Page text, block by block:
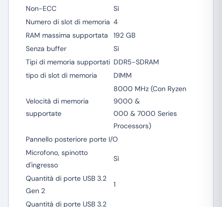
Non-ECC
Sì
Numero di slot di memoria 4
RAM massima supportata
192 GB
Senza buffer
Sì
Tipi di memoria supportati DDR5-SDRAM
tipo di slot di memoria
DIMM
Velocità di memoria
supportate
8000 MHz (Con Ryzen
9000 &
000 & 7000 Series
Processors)
Pannello posteriore porte I/O
Microfono, spinotto
d'ingresso
Sì
Quantità di porte USB 3.2
Gen 2
1
Quantità di porte USB 3.2